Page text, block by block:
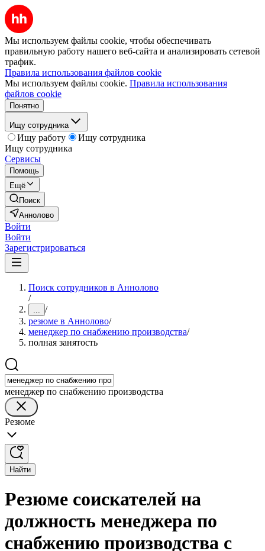
Мы используем файлы cookie, чтобы обеспечивать
правильную работу нашего веб-сайта и анализировать сетевой
трафик.
Правила использования файлов cookie
Мы используем файлы cookie. Правила использования
файлов cookie
Понятно
Ищу сотрудника
Ищу работу
Ищу сотрудника
Ищу сотрудника
Сервисы
Помощь
Ещё
Поиск
Аннолово
Войти
Войти
Зарегистрироваться
Поиск сотрудников в Аннолово
/
... /
резюме в Аннолово/
менеджер по снабжению производства/
полная занятость
менеджер по снабжению производства
Резюме
Найти
Резюме соискателей на
должность менеджера по
снабжению производства с